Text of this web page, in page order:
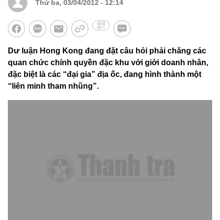
Thứ ba, 03/04/2012 - 12:14
Dư luận Hong Kong đang đặt câu hỏi phải chăng các
quan chức chính quyền đặc khu với giới doanh nhân,
đặc biệt là các “đại gia” địa ốc, đang hình thành một
“liên minh tham nhũng”.